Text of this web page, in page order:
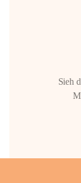
Sieh